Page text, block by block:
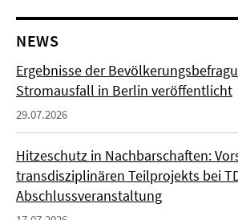
NEWS
Ergebnisse der
Stromausfall in Berlin veröffentlicht
29.07.2026
Hitzeschutz in Nachbarschaften:
transdisziplinären Teilprojekts bei
Abschlussveranstaltung